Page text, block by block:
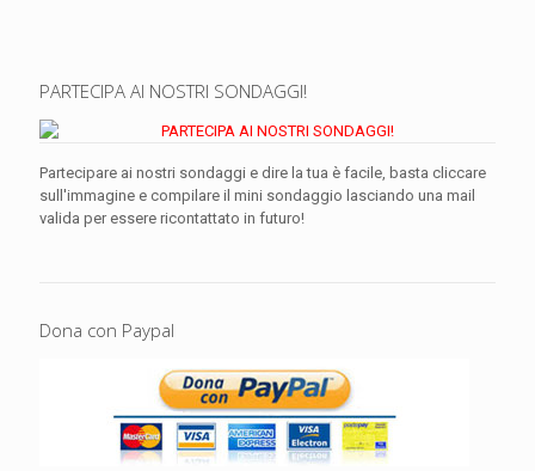
PARTECIPA AI NOSTRI SONDAGGI!
Partecipare ai nostri sondaggi e dire la tua è facile, basta cliccare
sull'immagine e compilare il mini sondaggio lasciando una mail
valida per essere ricontattato in futuro!
Dona con Paypal